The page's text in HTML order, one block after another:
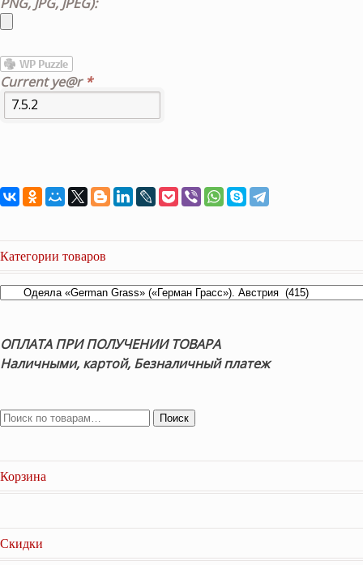
Current ye@r *
Категории товаров
ОПЛАТА ПРИ ПОЛУЧЕНИИ ТОВАРА
Наличными, картой, Безналичный платеж
Поиск
Корзина
Скидки